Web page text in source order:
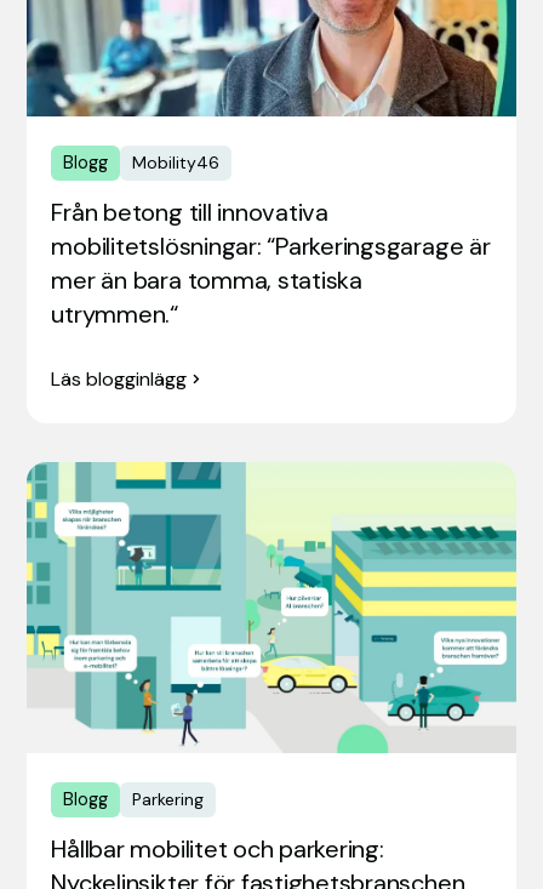
Blogg Mobility46
Från betong till innovativa
mobilitetslösningar: “Parkeringsgarage är
mer än bara tomma, statiska
utrymmen.“
Läs blogginlägg
Blogg Parkering
Hållbar mobilitet och parkering:
Nyckelinsikter för fastighetsbranschen